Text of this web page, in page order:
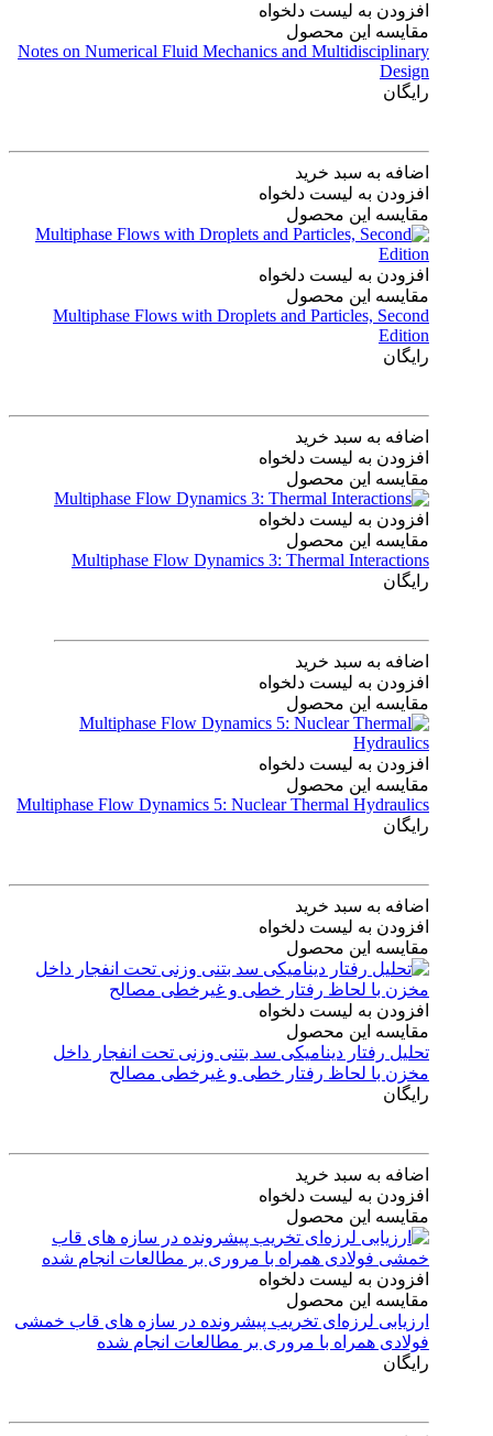
افزودن به لیست دلخواه
مقایسه این محصول
Notes on Numerical Fluid Mechanics and Multidisciplinary
Design
رایگان
اضافه به سبد خرید
افزودن به لیست دلخواه
مقایسه این محصول
افزودن به لیست دلخواه
مقایسه این محصول
Multiphase Flows with Droplets and Particles, Second
Edition
رایگان
اضافه به سبد خرید
افزودن به لیست دلخواه
مقایسه این محصول
افزودن به لیست دلخواه
مقایسه این محصول
Multiphase Flow Dynamics 3: Thermal Interactions
رایگان
اضافه به سبد خرید
افزودن به لیست دلخواه
مقایسه این محصول
افزودن به لیست دلخواه
مقایسه این محصول
Multiphase Flow Dynamics 5: Nuclear Thermal Hydraulics
رایگان
اضافه به سبد خرید
افزودن به لیست دلخواه
مقایسه این محصول
افزودن به لیست دلخواه
مقایسه این محصول
تحلیل رفتار دینامیکی سد بتنی وزنی تحت انفجار داخل
مخزن با لحاظ رفتار خطی و غیرخطی مصالح
رایگان
اضافه به سبد خرید
افزودن به لیست دلخواه
مقایسه این محصول
افزودن به لیست دلخواه
مقایسه این محصول
ارزیابی لرزه‌ای تخریب پیشرونده در سازه های قاب خمشی
فولادی همراه با مروری بر مطالعات انجام شده
رایگان